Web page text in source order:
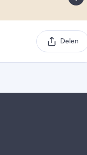
Delen